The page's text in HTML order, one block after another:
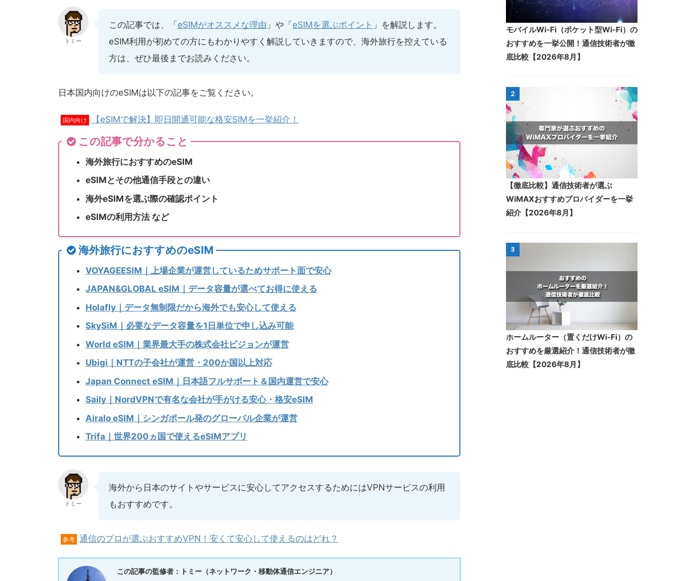
トミー
この記事では、「 eSIMがオススメな理由 」や「 eSIMを選ぶポイント 」を解説します。
eSIM利用が初めての方にもわかりやすく解説していきますので、海外旅行を控えている
方は、ぜひ最後までお読みください。
日本国内向けのeSIMは以下の記事をご覧ください。
国内向け 【eSIMで解決】即日開通可能な格安SIMを一挙紹介！
この記事で分かること
海外旅行におすすめのeSIM
eSIMとその他通信手段との違い
海外eSIMを選ぶ際の確認ポイント
eSIMの利用方法 など
海外旅行におすすめのeSIM
VOYAGEESIM｜上場企業が運営しているためサポート面で安心
JAPAN&GLOBAL eSIM｜データ容量が選べてお得に使える
Holafly｜データ無制限だから海外でも安心して使える
SkySiM｜必要なデータ容量を1日単位で申し込み可能
World eSIM｜業界最大手の株式会社ビジョンが運営
Ubigi｜NTTの子会社が運営・200か国以上対応
Japan Connect eSIM｜日本語フルサポート＆国内運営で安心
Saily｜NordVPNで有名な会社が手がける安心・格安eSIM
Airalo eSIM｜シンガポール発のグローバル企業が運営
Trifa｜世界200ヵ国で使えるeSIMアプリ
トミー
海外から日本のサイトやサービスに安心してアクセスするためにはVPNサービスの利用
もおすすめです。
参考 通信のプロが選ぶおすすめVPN！安くて安心して使えるのはどれ？
この記事の監修者：トミー（ネットワーク・移動体通信エンジニア）
モバイルWi-Fi（ポケット型Wi-Fi）の
おすすめを一挙公開！通信技術者が徹
底比較【2026年8月】
2
【徹底比較】通信技術者が選ぶ
WiMAXおすすめプロバイダーを一挙
紹介【2026年8月】
3
ホームルーター（置くだけWi-Fi）の
おすすめを厳選紹介！通信技術者が徹
底比較【2026年8月】